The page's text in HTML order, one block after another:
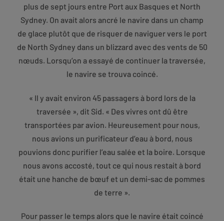
plus de sept jours entre Port aux Basques et North
Sydney. On avait alors ancré le navire dans un champ
de glace plutôt que de risquer de naviguer vers le port
de North Sydney dans un blizzard avec des vents de 50
nœuds. Lorsqu’on a essayé de continuer la traversée,
le navire se trouva coincé.
« Il y avait environ 45 passagers à bord lors de la
traversée », dit Sid. « Des vivres ont dû être
transportées par avion. Heureusement pour nous,
nous avions un purificateur d’eau à bord, nous
pouvions donc purifier l’eau salée et la boire. Lorsque
nous avons accosté, tout ce qui nous restait à bord
était une hanche de bœuf et un demi-sac de pommes
de terre ».
Pour passer le temps alors que le navire était coincé